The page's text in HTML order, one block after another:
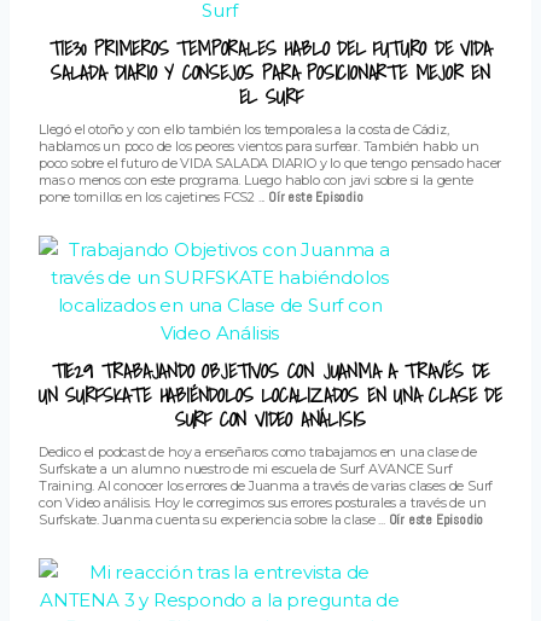
T1E30 PRIMEROS TEMPORALES HABLO DEL FUTURO DE VIDA
SALADA DIARIO Y CONSEJOS PARA POSICIONARTE MEJOR EN
EL SURF
Llegó el otoño y con ello también los temporales a la costa de Cádiz,
hablamos un poco de los peores vientos para surfear. También hablo un
poco sobre el futuro de VIDA SALADA DIARIO y lo que tengo pensado hacer
mas o menos con este programa. Luego hablo con javi sobre si la gente
pone tornillos en los cajetines FCS2 ... Oír este Episodio
T1E29 TRABAJANDO OBJETIVOS CON JUANMA A TRAVÉS DE
UN SURFSKATE HABIÉNDOLOS LOCALIZADOS EN UNA CLASE DE
SURF CON VIDEO ANÁLISIS
Dedico el podcast de hoy a enseñaros como trabajamos en una clase de
Surfskate a un alumno nuestro de mi escuela de Surf AVANCE Surf
Training. Al conocer los errores de Juanma a través de varias clases de Surf
con Video análisis. Hoy le corregimos sus errores posturales a través de un
Surfskate. Juanma cuenta su experiencia sobre la clase ... Oír este Episodio